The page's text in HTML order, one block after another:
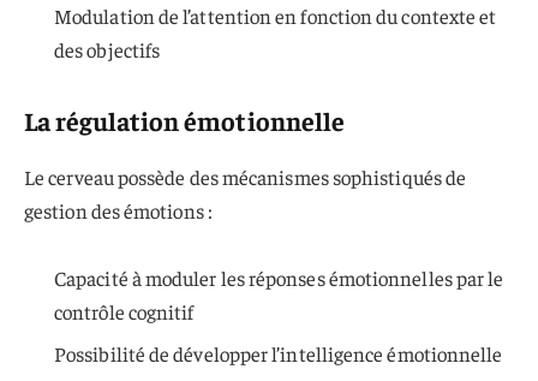
Modulation de l’attention en fonction du contexte et
des objectifs
La régulation émotionnelle
Le cerveau possède des mécanismes sophistiqués de
gestion des émotions :
Capacité à moduler les réponses émotionnelles par le
contrôle cognitif
Possibilité de développer l’intelligence émotionnelle